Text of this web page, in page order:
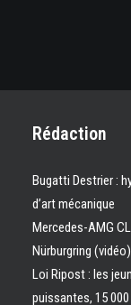
Rédaction
Bugatti Destrier :
d’art mécanique
Mercedes-AMG
Nürburgring (vidéo)
Loi Ripost : les
puissantes, 15